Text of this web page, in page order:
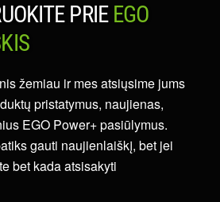
PRIE EGO
žemiau ir mes atsiųsime jums
pristatymus, naujienas,
EGO Power+ pasiūlymus.
gauti naujienlaiškį, bet jei
bet kada atsisakyti